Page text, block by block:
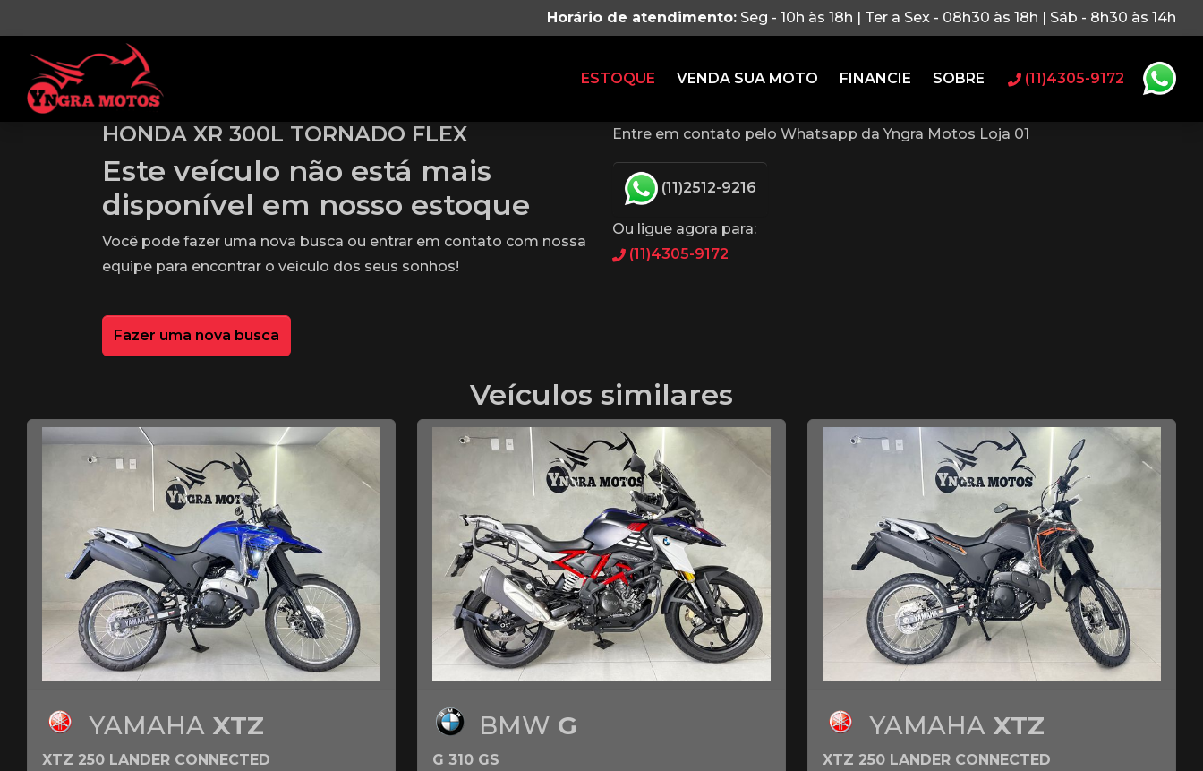
Horário de atendimento: Seg - 10h às 18h | Ter a Sex - 08h30 às 18h | Sáb - 8h30 às 14h
ESTOQUE VENDA SUA MOTO FINANCIE SOBRE (11)4305-9172
HONDA XR 300L TORNADO FLEX
Este veículo não está mais
disponível em nosso estoque
Você pode fazer uma nova busca ou entrar em contato com nossa
equipe para encontrar o veículo dos seus sonhos!
Fazer uma nova busca
Entre em contato pelo Whatsapp da Yngra Motos Loja 01
(11)2512-9216
Ou ligue agora para:
(11)4305-9172
Veículos similares
YAMAHA XTZ
XTZ 250 LANDER CONNECTED
BMW G
G 310 GS
YAMAHA XTZ
XTZ 250 LANDER CONNECTED